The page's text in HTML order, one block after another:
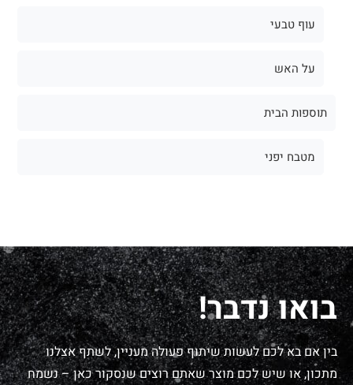
עוף טבעי
על האש
תוספות הבית
מטבח יפני
בואו נדבר!
בין אם בא לכם לעשות שיתוף פעולה מעניין, לשתף אצלנו
מתכון, או שיש לכם מוצר שאתם רוצים שנסקור כאן – נשמח